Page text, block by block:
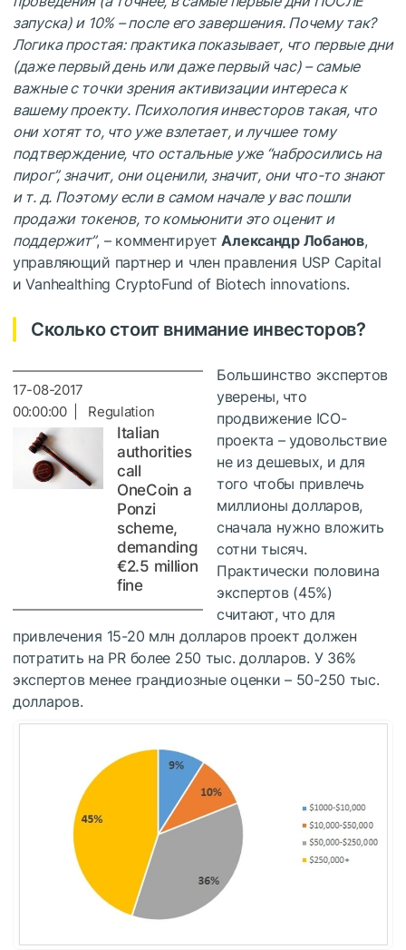
запуска) и 10% – после его завершения. Почему так?
Логика простая: практика показывает, что первые дни
(даже первый день или даже первый час) – самые
важные с точки зрения активизации интереса к
вашему проекту. Психология инвесторов такая, что
они хотят то, что уже взлетает, и лучшее тому
подтверждение, что остальные уже “набросились на
пирог”, значит, они оценили, значит, они что-то знают
и т. д. Поэтому если в самом начале у вас пошли
продажи токенов, то комьюнити это оценит и
поддержит”, – комментируетАлександр Лобанов,
управляющий партнер и член правления USP Capital
и Vanhealthing CryptoFund of Biotech innovations.
Сколько стоит внимание инвесторов?
17-08-2017
00:00:00 | Regulation
Italian
authorities
call
OneCoin a
Ponzi
scheme,
demanding
€2.5 million
fine
Большинство экспертов
уверены, что
продвижение ICO-
проекта – удовольствие
не из дешевых, и для
того чтобы привлечь
миллионы долларов,
сначала нужно вложить
сотни тысяч.
Практически половина
экспертов (45%)
считают, что для
привлечения 15-20 млн долларов проект должен
потратить на PR более 250 тыс. долларов. У 36%
экспертов менее грандиозные оценки – 50-250 тыс.
долларов.